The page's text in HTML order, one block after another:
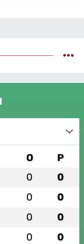
O P
0 0
0 0
0 0
0 0